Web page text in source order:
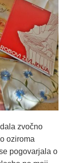
zvočno
oziroma
pogovarjala o